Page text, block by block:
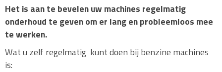
Het is aan te bevelen uw machines regelmatig
onderhoud te geven om er lang en probleemloos mee
te werken.
Wat u zelf regelmatig kunt doen bij benzine machines
is: